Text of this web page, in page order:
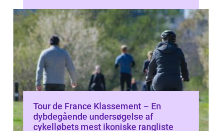
Tour de France Klassement – En
dybdegående undersøgelse af
cykelløbets mest ikoniske rangliste